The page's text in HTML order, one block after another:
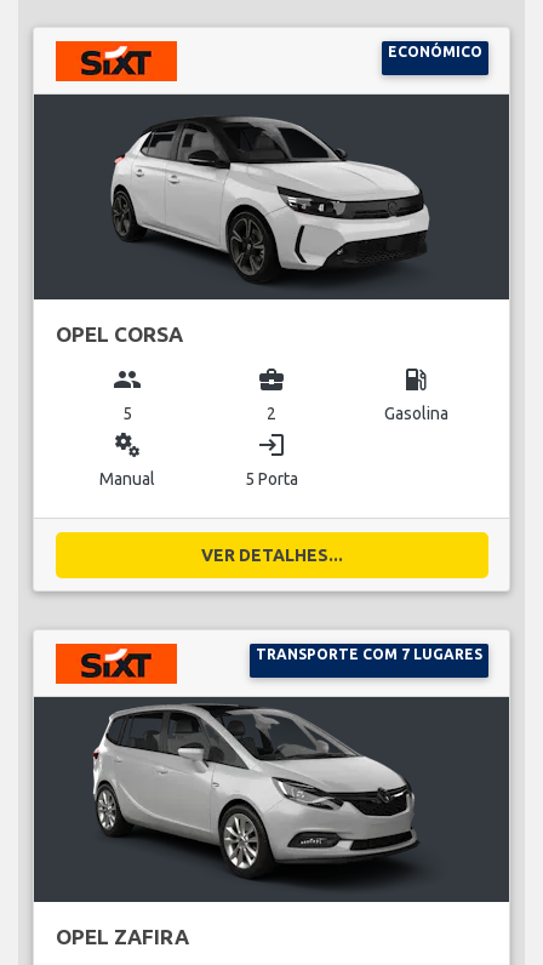
ECONÓMICO
OPEL CORSA
group
5
business_center
2
local_gas_station
Gasolina
miscellaneous_services
Manual
login
5 Porta
VER DETALHES...
TRANSPORTE COM 7 LUGARES
OPEL ZAFIRA